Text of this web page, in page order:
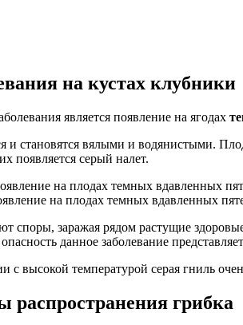
на кустах клубники
является появление на ягодах
и становятся вялыми и водянистыми.
появляется серый налет.
на плодах темных вдавленных
споры, заражая рядом растущие
данное заболевание представляет
высокой температурой серая гниль
грибка